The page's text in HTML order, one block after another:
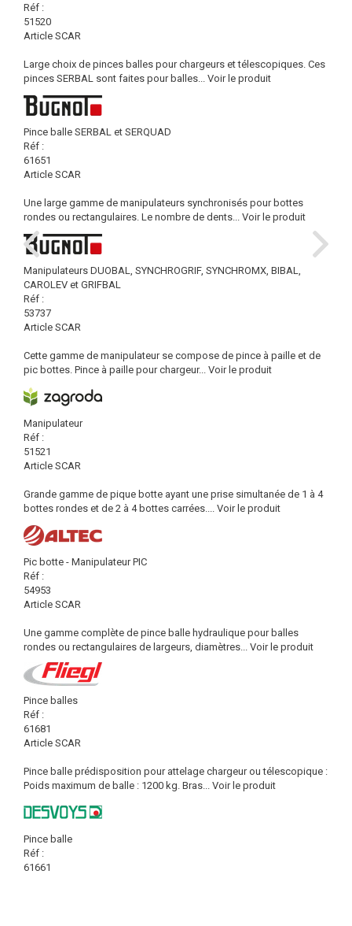
Réf :
51520
Article SCAR
Large choix de pinces balles pour chargeurs et télescopiques. Ces
pinces SERBAL sont faites pour balles... Voir le produit
Pince balle SERBAL et SERQUAD
Réf :
61651
Article SCAR
Une large gamme de manipulateurs synchronisés pour bottes
rondes ou rectangulaires. Le nombre de dents... Voir le produit
Manipulateurs DUOBAL, SYNCHROGRIF, SYNCHROMX, BIBAL,
CAROLEV et GRIFBAL
Réf :
53737
Article SCAR
Cette gamme de manipulateur se compose de pince à paille et de
pic bottes. Pince à paille pour chargeur... Voir le produit
Manipulateur
Réf :
51521
Article SCAR
Grande gamme de pique botte ayant une prise simultanée de 1 à 4
bottes rondes et de 2 à 4 bottes carrées.... Voir le produit
Pic botte - Manipulateur PIC
Réf :
54953
Article SCAR
Une gamme complète de pince balle hydraulique pour balles
rondes ou rectangulaires de largeurs, diamètres... Voir le produit
Pince balles
Réf :
61681
Article SCAR
Pince balle prédisposition pour attelage chargeur ou télescopique :
Poids maximum de balle : 1200 kg. Bras... Voir le produit
Pince balle
Réf :
61661